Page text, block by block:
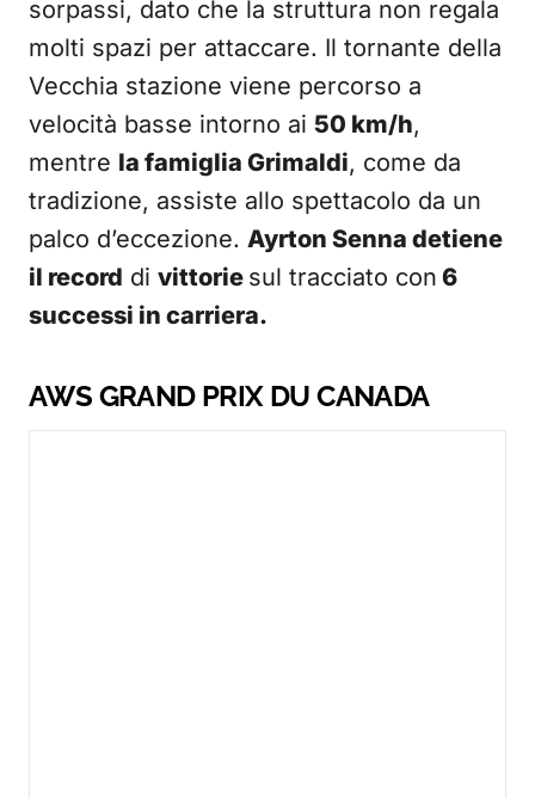
sorpassi, dato che la struttura non regala
molti spazi per attaccare. Il tornante della
Vecchia stazione viene percorso a
velocità basse intorno ai 50 km/h,
mentre la famiglia Grimaldi, come da
tradizione, assiste allo spettacolo da un
palco d’eccezione. Ayrton Senna detiene
il record di vittorie sul tracciato con 6
successi in carriera.
AWS GRAND PRIX DU CANADA